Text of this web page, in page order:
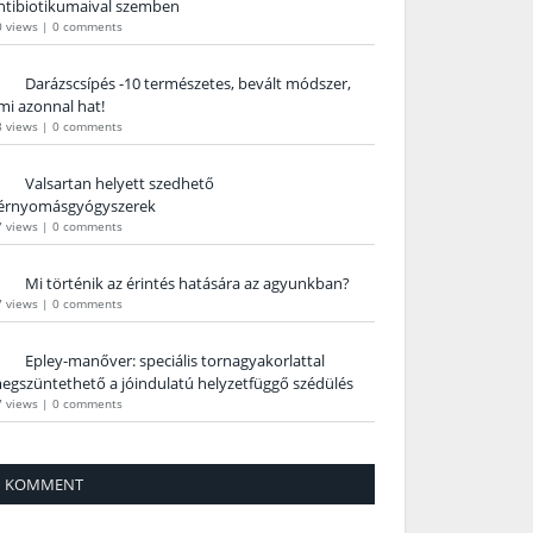
szemben
views | 0 comments
Darázscsípés -10 természetes, bevált módszer,
azonnal hat!
views | 0 comments
Valsartan helyett szedhető
views | 0 comments
Mi történik az érintés hatására az agyunkban?
views | 0 comments
Epley-manőver: speciális tornagyakorlattal
a jóindulatú helyzetfüggő szédülés
views | 0 comments
KOMMENT